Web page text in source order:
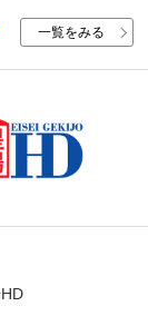
一覧をみる